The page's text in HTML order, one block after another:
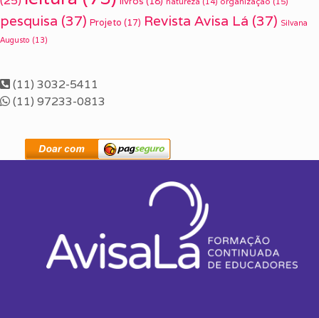
pesquisa (37) Projeto (17) Revista Avisa Lá (37) Silvana
Augusto (13)
(11) 3032-5411
(11) 97233-0813